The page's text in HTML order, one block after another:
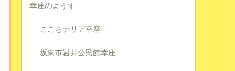
幸座のようす
ここちテリア幸座
坂東市岩井公民館幸座